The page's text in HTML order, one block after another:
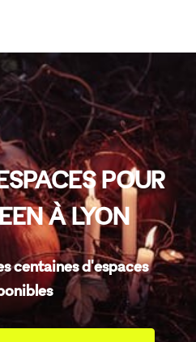
POUR
À LYON
centaines d'espaces